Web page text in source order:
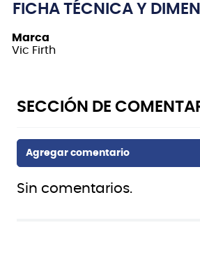
FICHA TÉCNICA Y
Marca
Vic Firth
Sin comentarios.